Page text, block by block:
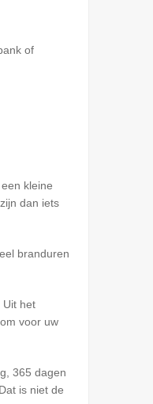
of
kleine
dan iets
branduren
Uit het
voor uw
365 dagen
is niet de